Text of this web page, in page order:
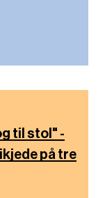
til stol" -
på tre